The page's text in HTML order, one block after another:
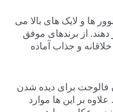
ها و لایک های بالا می
دهند. از برندهای موفق
و جذاب آماده
فالوجت برای دیده شدن
بر این ها موارد